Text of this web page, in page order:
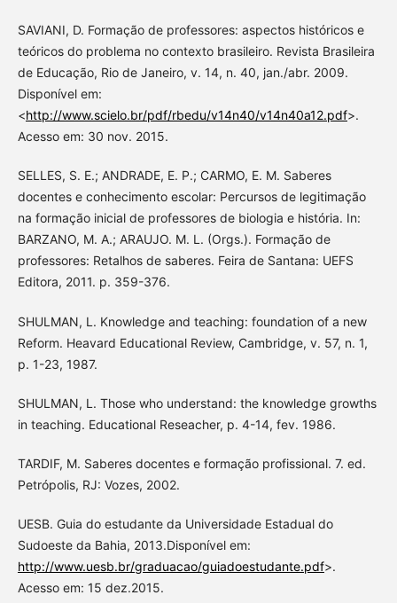
SAVIANI, D. Formação de professores: aspectos históricos e
teóricos do problema no contexto brasileiro. Revista Brasileira
de Educação, Rio de Janeiro, v. 14, n. 40, jan./abr. 2009.
Disponível em:
<http://www.scielo.br/pdf/rbedu/v14n40/v14n40a12.pdf>.
Acesso em: 30 nov. 2015.
SELLES, S. E.; ANDRADE, E. P.; CARMO, E. M. Saberes
docentes e conhecimento escolar: Percursos de legitimação
na formação inicial de professores de biologia e história. In:
BARZANO, M. A.; ARAUJO. M. L. (Orgs.). Formação de
professores: Retalhos de saberes. Feira de Santana: UEFS
Editora, 2011. p. 359-376.
SHULMAN, L. Knowledge and teaching: foundation of a new
Reform. Heavard Educational Review, Cambridge, v. 57, n. 1,
p. 1-23, 1987.
SHULMAN, L. Those who understand: the knowledge growths
in teaching. Educational Reseacher, p. 4-14, fev. 1986.
TARDIF, M. Saberes docentes e formação profissional. 7. ed.
Petrópolis, RJ: Vozes, 2002.
UESB. Guia do estudante da Universidade Estadual do
Sudoeste da Bahia, 2013.Disponível em:
http://www.uesb.br/graduacao/guiadoestudante.pdf>.
Acesso em: 15 dez.2015.